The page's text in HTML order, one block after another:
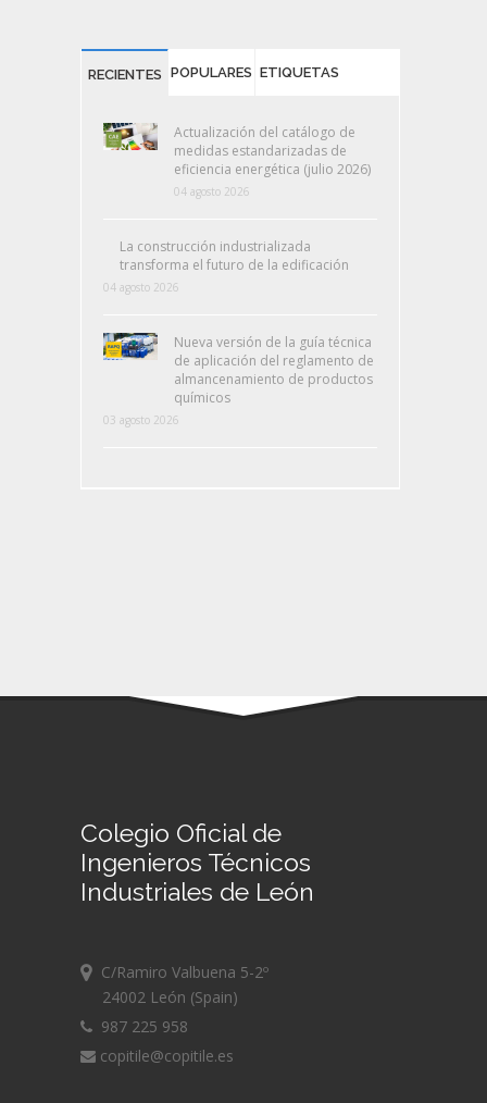
RECIENTES POPULARES ETIQUETAS
Actualización del catálogo de
medidas estandarizadas de
eficiencia energética (julio 2026)
04 agosto 2026
La construcción industrializada
transforma el futuro de la edificación
04 agosto 2026
Nueva versión de la guía técnica
de aplicación del reglamento de
almancenamiento de productos
químicos
03 agosto 2026
Colegio Oficial de
Ingenieros Técnicos
Industriales de León
C/Ramiro Valbuena 5-2º
24002 León (Spain)
987 225 958
copitile@copitile.es